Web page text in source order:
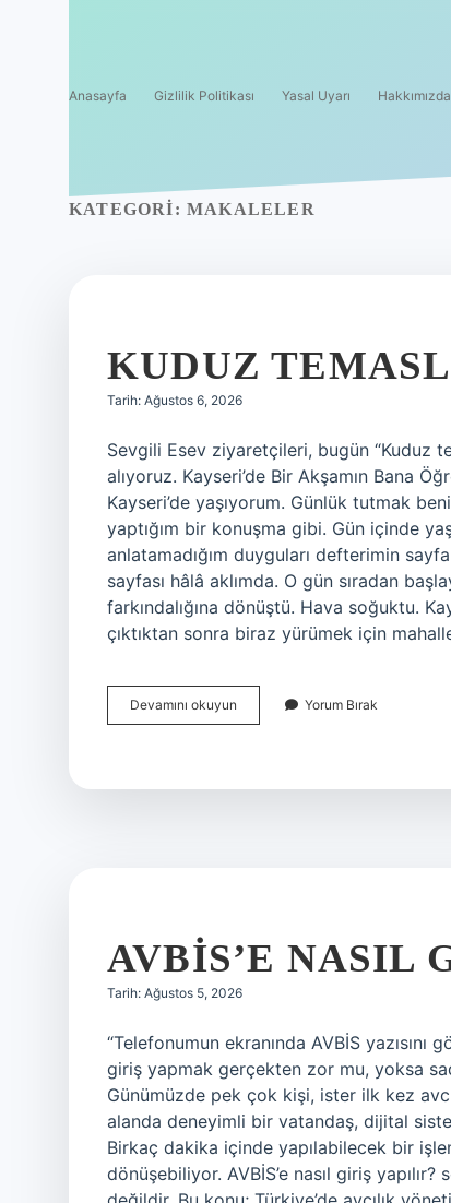
Anasayfa Gizlilik Politikası Yasal Uyarı Hakkımızda
KATEGORI: MAKALELER
KUDUZ
Tarih: Ağustos 6, 2026
Sevgili Esev ziyaretçileri, bugün “Kuduz
alıyoruz. Kayseri’de Bir Akşamın Bana
Kayseri’de yaşıyorum. Günlük tutmak
yaptığım bir konuşma gibi. Gün içinde
anlatamadığım duyguları defterimin
sayfası hâlâ aklımda. O gün sıradan
farkındalığına dönüştü. Hava soğuktu.
çıktıktan sonra biraz yürümek için
Devamını okuyun
temasla
Yorum Bırak
AVBİS’E NASIL
Tarih: Ağustos 5, 2026
“Telefonumun ekranında AVBİS
giriş yapmak gerçekten zor mu, yoksa
Günümüzde pek çok kişi, ister ilk kez
alanda deneyimli bir vatandaş, dijital
Birkaç dakika içinde yapılabilecek bir
dönüşebiliyor. AVBİS’e nasıl giriş